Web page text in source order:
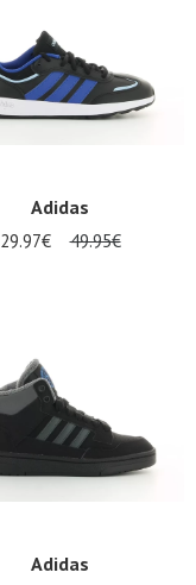
Adidas
29.97€ 49.95€
Adidas